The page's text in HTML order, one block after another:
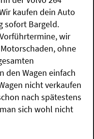
kaufen dein Auto
sofort Bargeld.
wir
ohne
den Wagen einfach
nicht verkaufen
nach spätestens
sich wohl nicht